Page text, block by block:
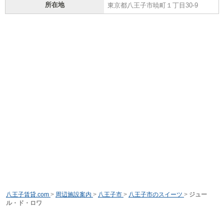
所在地 東京都八王子市暁町１丁目30-9
八王子賃貸.com > 周辺施設案内 > 八王子市 > 八王子市のスイーツ > ジュー
ル・ド・ロワ